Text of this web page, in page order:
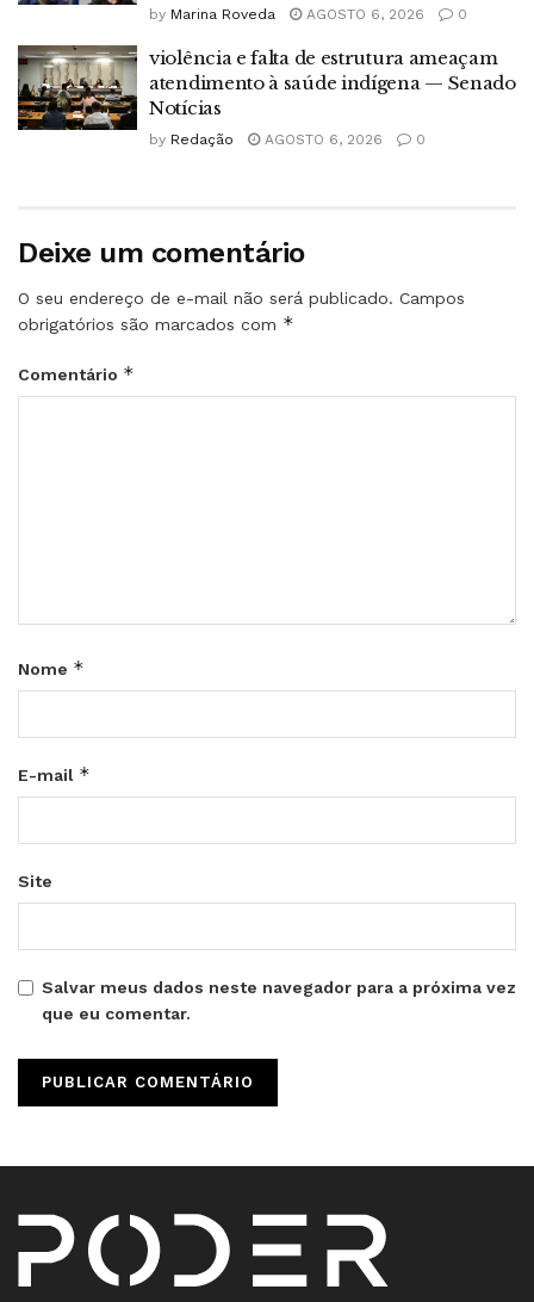
by Marina Roveda AGOSTO 6, 2026 0
violência e falta de estrutura ameaçam
atendimento à saúde indígena — Senado
Notícias
by Redação AGOSTO 6, 2026 0
Deixe um comentário
O seu endereço de e-mail não será publicado. Campos
obrigatórios são marcados com *
Comentário *
Nome *
E-mail *
Site
Salvar meus dados neste navegador para a próxima vez
que eu comentar.